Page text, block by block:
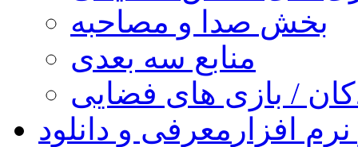
بخش صدا و مصاحبه
منابع سه بعدی
/ بازی های فضایی
افزار معرفی و دانلود